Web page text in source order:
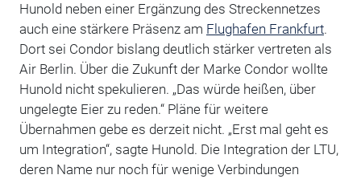
Hunold neben einer Ergänzung des Streckennetzes
auch eine stärkere Präsenz am Flughafen Frankfurt.
Dort sei Condor bislang deutlich stärker vertreten als
Air Berlin. Über die Zukunft der Marke Condor wollte
Hunold nicht spekulieren. „Das würde heißen, über
ungelegte Eier zu reden.“ Pläne für weitere
Übernahmen gebe es derzeit nicht. „Erst mal geht es
um Integration“, sagte Hunold. Die Integration der LTU,
deren Name nur noch für wenige Verbindungen